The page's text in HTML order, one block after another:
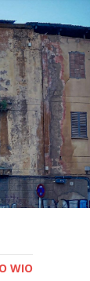
WIO